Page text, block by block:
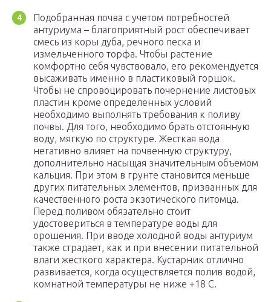
Подобранная почва с учетом потребностей
антуриума – благоприятный рост обеспечивает
смесь из коры дуба, речного песка и
измельченного торфа. Чтобы растение
комфортно себя чувствовало, его рекомендуется
высаживать именно в пластиковый горшок.
Чтобы не спровоцировать почернение листовых
пластин кроме определенных условий
необходимо выполнять требования к поливу
почвы. Для того, необходимо брать отстоянную
воду, мягкую по структуре. Жесткая вода
негативно влияет на почвенную структуру,
дополнительно насыщая значительным объемом
кальция. При этом в грунте становится меньше
других питательных элементов, призванных для
качественного роста экзотического питомца.
Перед поливом обязательно стоит
удостовериться в температуре воды для
орошения. При вводе холодной воды антуриум
также страдает, как и при внесении питательной
влаги жесткого характера. Кустарник отлично
развивается, когда осуществляется полив водой,
комнатной температуры не ниже +18 С.